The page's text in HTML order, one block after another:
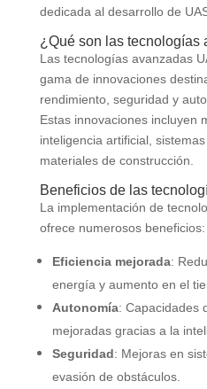
dedicada al desarrollo de
¿Qué son las tecnologías
Las tecnologías avanzadas
gama de innovaciones
rendimiento, seguridad y
Estas innovaciones incluyen
inteligencia artificial,
materiales de construcción.
Beneficios de las
La implementación de
ofrece numerosos beneficios:
Eficiencia mejorada:
energía y aumento en el
Autonomía: Capacidades
mejoradas gracias a la
Seguridad: Mejoras en
evasión de obstáculos.